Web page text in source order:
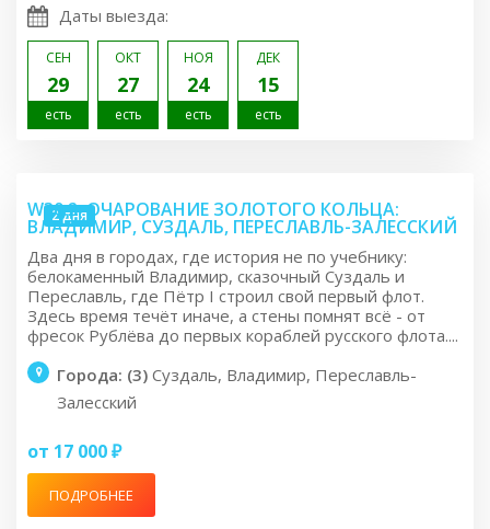
Даты выезда:
СЕН
29
есть
ОКТ
27
есть
НОЯ
24
есть
ДЕК
15
есть
2 дня
W30.2: ОЧАРОВАНИЕ ЗОЛОТОГО КОЛЬЦА:
ВЛАДИМИР, СУЗДАЛЬ, ПЕРЕСЛАВЛЬ-ЗАЛЕССКИЙ
Два дня в городах, где история не по учебнику:
белокаменный Владимир, сказочный Суздаль и
Переславль, где Пётр I строил свой первый флот.
Здесь время течёт иначе, а стены помнят всё - от
фресок Рублёва до первых кораблей русского флота....
Города: (3) Суздаль, Владимир, Переславль-
Залесский
от 17 000 ₽
ПОДРОБНЕЕ